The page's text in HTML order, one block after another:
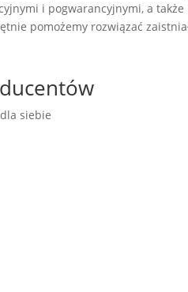
i pogwarancyjnymi, a także
pomożemy rozwiązać
siebie